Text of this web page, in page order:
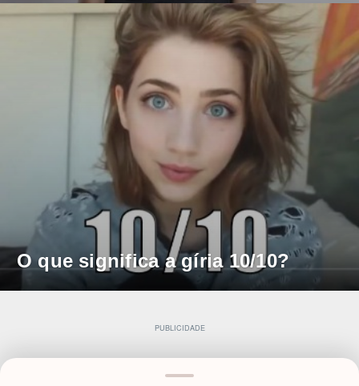
O que significa a gíria 10/10?